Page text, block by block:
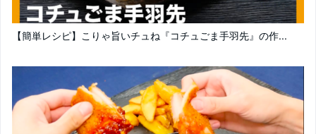
【簡単レシピ】こりゃ旨いチュね『コチュごま手羽先』の作...